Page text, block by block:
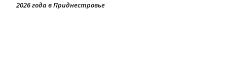
2026 года в Приднестровье